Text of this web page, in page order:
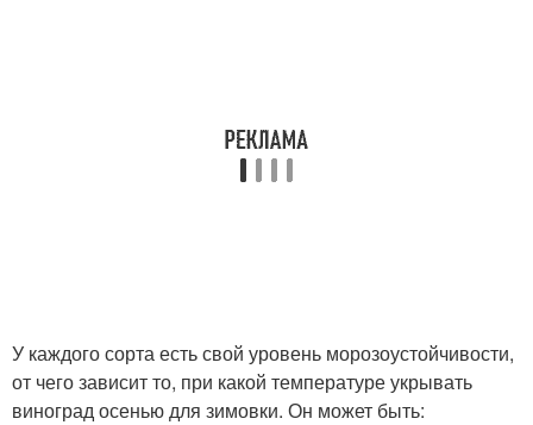
У каждого сорта есть свой уровень морозоустойчивости,
от чего зависит то, при какой температуре укрывать
виноград осенью для зимовки. Он может быть: